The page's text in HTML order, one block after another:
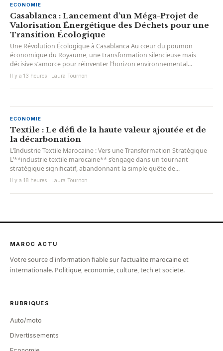
ECONOMIE
Casablanca : Lancement d’un Méga-Projet de
Valorisation Énergétique des Déchets pour une
Transition Écologique
Une Révolution Écologique à Casablanca Au cœur du poumon
économique du Royaume, une transformation silencieuse mais
décisive s’amorce pour réinventer l’horizon environnemental...
Il y a 13 heures · Laura Tournon
ECONOMIE
Textile : Le défi de la haute valeur ajoutée et de
la décarbonation
L’Industrie Textile Marocaine : Vers une Transformation Stratégique
L’**industrie textile marocaine** s’engage dans un tournant
stratégique significatif, abandonnant la simple quête de...
Il y a 18 heures · Laura Tournon
MAROC ACTU
Votre source d'information fiable sur l'actualite marocaine et
internationale. Politique, economie, culture, tech et societe.
RUBRIQUES
Auto/moto
Divertissements